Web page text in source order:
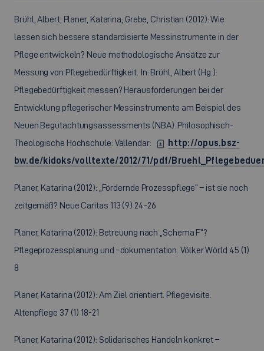
Brühl, Albert; Planer, Katarina; Grebe, Christian (2012): Wie
lassen sich bessere standardisierte Messinstrumente in der
Pflege entwickeln? Neue methodologische Ansätze zur
Messung von Pflegebedürftigkeit. In: Brühl, Albert (Hg.):
Pflegebedürftigkeit messen? Herausforderungen bei der
Entwicklung pflegerischer Messinstrumente am Beispiel des
Neuen Begutachtungsassessments (NBA). Philosophisch-
Theologische Hochschule: Vallendar:
http://opus.bsz-
bw.de/kidoks/volltexte/2012/71/pdf/
Planer, Katarina (2012): „Fördernde Prozesspflege“ – ist sie noch
zeitgemäß? Neue Caritas 113 (9) 24-26
Planer, Katarina (2012): Betreuung nach „Schema F“?
Pflegeprozessplanung und –dokumentation. Völker Wörld 45 (1)
8
Planer, Katarina (2012): Am Ziel orientiert. Pflegevisite.
Altenpflege 37 (1) 18-21
Planer, Katarina (2012): Solidarisches Handeln konkret –